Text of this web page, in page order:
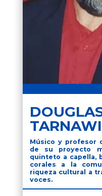
Músico y profesor
de su proyecto
quinteto a capella,
corales a la
riqueza cultural a
voces.